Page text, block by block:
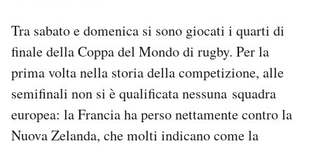
AREA PERSONALE
Area Personale
Newsletter
Notifiche mobile
Tra sabato e domenica si sono giocati i quarti di
finale della Coppa del Mondo di rugby. Per la
prima volta nella storia della competizione, alle
semifinali non si è qualificata nessuna squadra
europea: la Francia ha perso nettamente contro la
Nuova Zelanda, che molti indicano come la